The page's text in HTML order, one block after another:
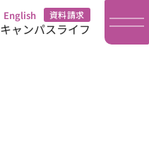
English 資料請求
キャンパスライフ